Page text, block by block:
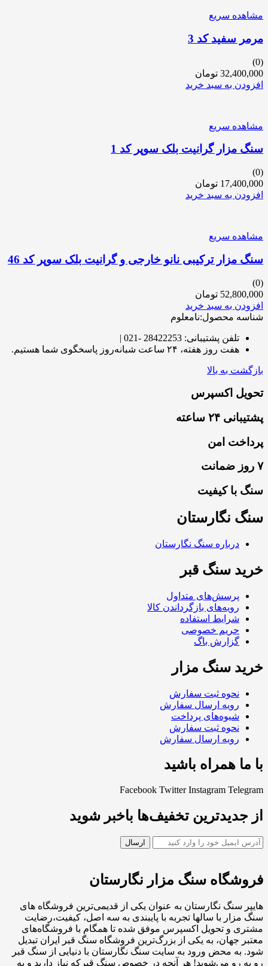
مشاهده سریع
مرمر سفید کد 3
(0)
32,400,000 تومان
افزودن به سبد خرید
مشاهده سریع
سنگ مزار گرانیت بلک سوپر کد 1
(0)
17,400,000 تومان
افزودن به سبد خرید
مشاهده سریع
سنگ مزار ترکیبی نانو خارجی و گرانیت بلک سوپر کد 46
(0)
52,800,000 تومان
افزودن به سبد خرید
شناسه محصول:نامعلوم
تلفن پشتیبانی: 28422253 -021 |
هفت روز هفته، ۲۴ ساعت شبانه‌روز پاسخگوی شما هستیم.
بازگشت به بالا
تحویل اکسپرس
پشتیبانی ۲۴ ساعته
پرداخت امن
۷ روز ضمانت
سنگ با کیفیت
سنگ نگارستان
درباره سنگ نگارستان
خرید سنگ قبر
پرسش‌های متداول
رویه‌های بازگرداندن کالا
شرایط استفاده
حریم خصوصی
گزارش باگ
خرید سنگ مزار
نحوه ثبت سفارش
رویه ارسال سفارش
شیوه‌های پرداخت
نحوه ثبت سفارش
رویه ارسال سفارش
با ما همراه باشید
Facebook Twitter Instagram Telegram
از جدیدترین تخفیف‌ها باخبر شوید
فروشگاه سنگ مزار نگارستان
هایپر سنگ نگارستان به عنوان یکی از قدیمی‌ترین فروشگاه های
سنگ مزار با سالها تجربه با پایبندی به سه اصل، کیفیت،رضایت
مشتری و تحویل اکسپرس موفق شده تا همگام با فروشگاه‌های
معتبر جهان، به یکی از بزرگ‌ترین فروشگاه سنگ قبر ایران تبدیل
شود. به محض ورود به سایت سنگ نگارستان با دنیایی از سنگ قبر
رو به رو می‌شوید! هر آنچه در خصوص سنگ قبرکه نیاز دارید و به